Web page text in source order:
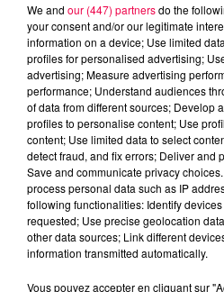
We and our (447) partnersdo the
your consent and/or our legitimate
information on a device; Use limited
profiles for personalised advertising;
advertising; Measure advertising
performance; Understand audiences
of data from different sources; Develop
profiles to personalise content; Use
content; Use limited data to select
detect fraud, and fix errors; Deliver and
Save and communicate privacy
process personal data such as IP
following functionalities: Identify
requested; Use precise geolocation
other data sources; Link different
information transmitted automatically.
Vous pouvez accepter en cliquant sur